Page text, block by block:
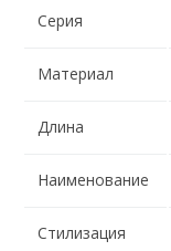
Серия
Материал
Длина
Наименование
Стилизация